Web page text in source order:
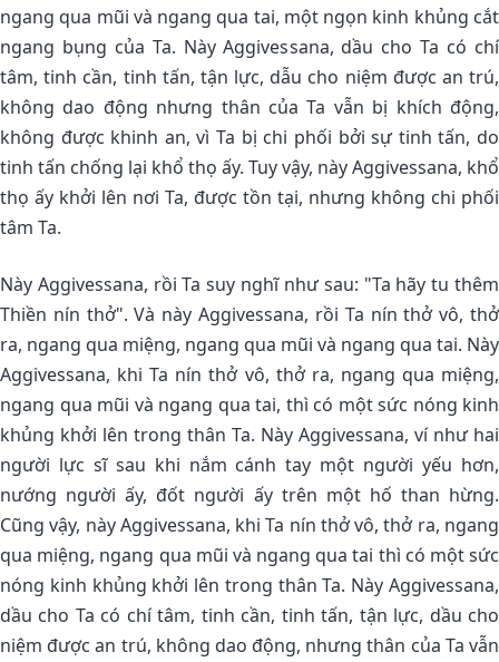
ngang qua mũi và ngang qua tai, một ngọn kinh khủng cắt
ngang bụng của Ta. Này Aggivessana, dầu cho Ta có chí
tâm, tinh cần, tinh tấn, tận lực, dẫu cho niệm được an trú,
không dao động nhưng thân của Ta vẫn bị khích động,
không được khinh an, vì Ta bị chi phối bởi sự tinh tấn, do
tinh tấn chống lại khổ thọ ấy. Tuy vậy, này Aggivessana, khổ
thọ ấy khởi lên nơi Ta, được tồn tại, nhưng không chi phối
tâm Ta.
Này Aggivessana, rồi Ta suy nghĩ như sau: "Ta hãy tu thêm
Thiền nín thở". Và này Aggivessana, rồi Ta nín thở vô, thở
ra, ngang qua miệng, ngang qua mũi và ngang qua tai. Này
Aggivessana, khi Ta nín thở vô, thở ra, ngang qua miệng,
ngang qua mũi và ngang qua tai, thì có một sức nóng kinh
khủng khởi lên trong thân Ta. Này Aggivessana, ví như hai
người lực sĩ sau khi nắm cánh tay một người yếu hơn,
nướng người ấy, đốt người ấy trên một hố than hừng.
Cũng vậy, này Aggivessana, khi Ta nín thở vô, thở ra, ngang
qua miệng, ngang qua mũi và ngang qua tai thì có một sức
nóng kinh khủng khởi lên trong thân Ta. Này Aggivessana,
dầu cho Ta có chí tâm, tinh cần, tinh tấn, tận lực, dầu cho
niệm được an trú, không dao động, nhưng thân của Ta vẫn